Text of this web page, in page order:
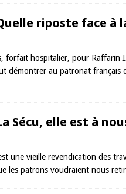
riposte face à
forfait hospitalier, pour Raffarin
démontrer au patronat français
Sécu, elle est à
une vieille revendication des
les patrons voudraient nous